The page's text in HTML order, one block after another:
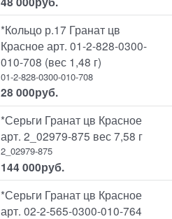
*Кольцо р.17 Гранат цв
Красное арт. 01-2-828-0300-
010-708 (вес 1,48 г)
01-2-828-0300-010-708
28 000руб.
*Серьги Гранат цв Красное
арт. 2_02979-875 вес 7,58 г
2_02979-875
144 000руб.
*Серьги Гранат цв Красное
арт. 02-2-565-0300-010-764